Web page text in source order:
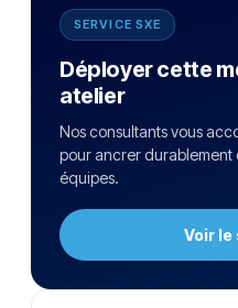
SERVICE SXE
Déployer cette
atelier
Nos consultants vous
pour ancrer durablement
équipes.
Voir le